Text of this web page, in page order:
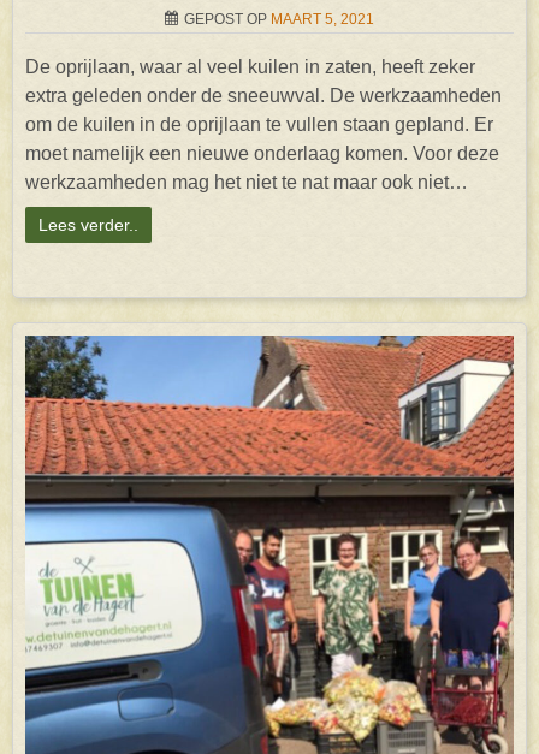
GEPOST OP MAART 5, 2021
De oprijlaan, waar al veel kuilen in zaten, heeft zeker
extra geleden onder de sneeuwval. De werkzaamheden
om de kuilen in de oprijlaan te vullen staan gepland. Er
moet namelijk een nieuwe onderlaag komen. Voor deze
werkzaamheden mag het niet te nat maar ook niet…
Lees verder..